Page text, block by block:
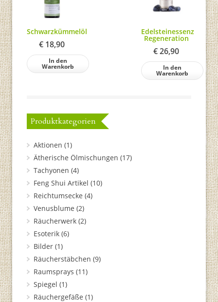
Schwarzkümmelöl
€18,90
In den
Warenkorb
Edelsteinessenz
Regeneration
€26,90
In den
Warenkorb
Produktkategorien
Aktionen (1)
Ätherische Ölmischungen (17)
Tachyonen (4)
Feng Shui Artikel (10)
Reichtumsecke (4)
Venusblume (2)
Räucherwerk (2)
Esoterik (6)
Bilder (1)
Räucherstäbchen (9)
Raumsprays (11)
Spiegel (1)
Räuchergefäße (1)